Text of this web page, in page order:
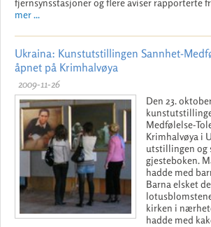
fjernsynsstasjoner og flere aviser rapporterte
mer ...
Ukraina: Kunstutstillingen Sannhet-
åpnet på Krimhalvøya
2009-11-26
Den 23.
Medfølelse-
Krimhalvøya i
utstillingen og
gjesteboken.
hadde med
Barna elsket
kirken i
hadde med